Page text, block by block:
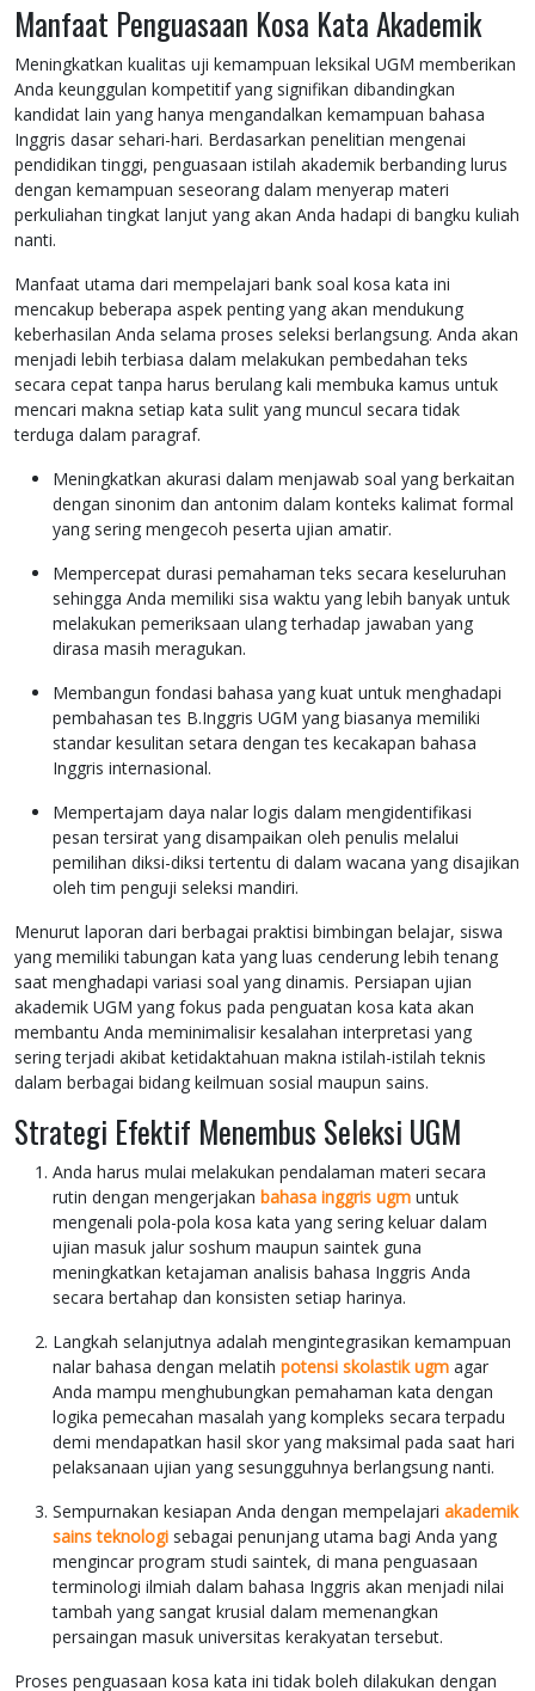
Manfaat Penguasaan Kosa Kata Akademik
Meningkatkan kualitas uji kemampuan leksikal UGM memberikan
Anda keunggulan kompetitif yang signifikan dibandingkan
kandidat lain yang hanya mengandalkan kemampuan bahasa
Inggris dasar sehari-hari. Berdasarkan penelitian mengenai
pendidikan tinggi, penguasaan istilah akademik berbanding lurus
dengan kemampuan seseorang dalam menyerap materi
perkuliahan tingkat lanjut yang akan Anda hadapi di bangku kuliah
nanti.
Manfaat utama dari mempelajari bank soal kosa kata ini
mencakup beberapa aspek penting yang akan mendukung
keberhasilan Anda selama proses seleksi berlangsung. Anda akan
menjadi lebih terbiasa dalam melakukan pembedahan teks
secara cepat tanpa harus berulang kali membuka kamus untuk
mencari makna setiap kata sulit yang muncul secara tidak
terduga dalam paragraf.
Meningkatkan akurasi dalam menjawab soal yang berkaitan
dengan sinonim dan antonim dalam konteks kalimat formal
yang sering mengecoh peserta ujian amatir.
Mempercepat durasi pemahaman teks secara keseluruhan
sehingga Anda memiliki sisa waktu yang lebih banyak untuk
melakukan pemeriksaan ulang terhadap jawaban yang
dirasa masih meragukan.
Membangun fondasi bahasa yang kuat untuk menghadapi
pembahasan tes B.Inggris UGM yang biasanya memiliki
standar kesulitan setara dengan tes kecakapan bahasa
Inggris internasional.
Mempertajam daya nalar logis dalam mengidentifikasi
pesan tersirat yang disampaikan oleh penulis melalui
pemilihan diksi-diksi tertentu di dalam wacana yang disajikan
oleh tim penguji seleksi mandiri.
Menurut laporan dari berbagai praktisi bimbingan belajar, siswa
yang memiliki tabungan kata yang luas cenderung lebih tenang
saat menghadapi variasi soal yang dinamis. Persiapan ujian
akademik UGM yang fokus pada penguatan kosa kata akan
membantu Anda meminimalisir kesalahan interpretasi yang
sering terjadi akibat ketidaktahuan makna istilah-istilah teknis
dalam berbagai bidang keilmuan sosial maupun sains.
Strategi Efektif Menembus Seleksi UGM
Anda harus mulai melakukan pendalaman materi secara
rutin dengan mengerjakan bahasa inggris ugm untuk
mengenali pola-pola kosa kata yang sering keluar dalam
ujian masuk jalur soshum maupun saintek guna
meningkatkan ketajaman analisis bahasa Inggris Anda
secara bertahap dan konsisten setiap harinya.
Langkah selanjutnya adalah mengintegrasikan kemampuan
nalar bahasa dengan melatih potensi skolastik ugm agar
Anda mampu menghubungkan pemahaman kata dengan
logika pemecahan masalah yang kompleks secara terpadu
demi mendapatkan hasil skor yang maksimal pada saat hari
pelaksanaan ujian yang sesungguhnya berlangsung nanti.
Sempurnakan kesiapan Anda dengan mempelajari akademik
sains teknologi sebagai penunjang utama bagi Anda yang
mengincar program studi saintek, di mana penguasaan
terminologi ilmiah dalam bahasa Inggris akan menjadi nilai
tambah yang sangat krusial dalam memenangkan
persaingan masuk universitas kerakyatan tersebut.
Proses penguasaan kosa kata ini tidak boleh dilakukan dengan